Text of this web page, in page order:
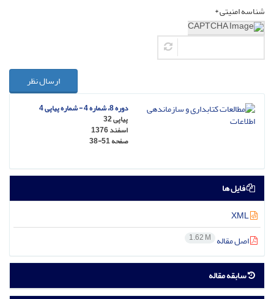
شناسه امنیتی *
ارسال نظر
دوره 8، شماره 4 - شماره پیاپی 4
پیاپی 32
اسفند 1376
صفحه38-51
فایل ها
اصل مقاله 1.62 M
سابقه مقاله